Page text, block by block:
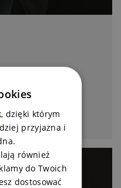
, dzięki którym
przyjazna i
również
do Twoich
dostosować